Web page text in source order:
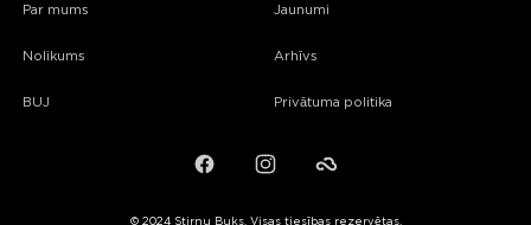
Par mums
Nolikums
BUJ
Jaunumi
Arhīvs
Privātuma politika
FacebookInstagramFailiem.lv
© 2024 Stirnu Buks. Visas tiesības rezervētas.